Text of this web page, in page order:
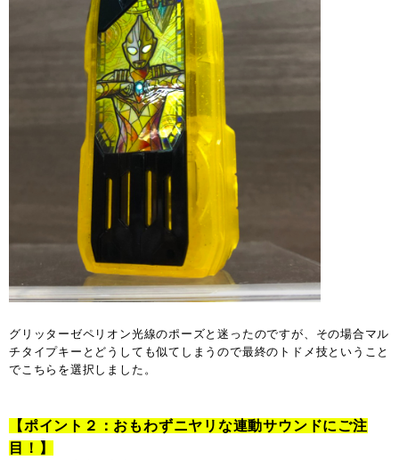
グリッターゼペリオン光線のポーズと迷ったのですが、その場合マル
チタイプキーとどうしても似てしまうので最終のトドメ技ということ
でこちらを選択しました。
【ポイント２：おもわずニヤリな連動サウンドにご注
目！】